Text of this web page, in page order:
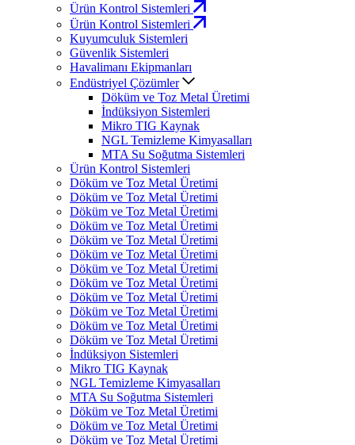
Ürün Kontrol Sistemleri
Ürün Kontrol Sistemleri
Kuyumculuk Sistemleri
Güvenlik Sistemleri
Havalimanı Ekipmanları
Endüstriyel Çözümler
Döküm ve Toz Metal Üretimi
İndüksiyon Sistemleri
Mikro TIG Kaynak
NGL Temizleme Kimyasalları
MTA Su Soğutma Sistemleri
Ürün Kontrol Sistemleri
Döküm ve Toz Metal Üretimi
Döküm ve Toz Metal Üretimi
Döküm ve Toz Metal Üretimi
Döküm ve Toz Metal Üretimi
Döküm ve Toz Metal Üretimi
Döküm ve Toz Metal Üretimi
Döküm ve Toz Metal Üretimi
Döküm ve Toz Metal Üretimi
Döküm ve Toz Metal Üretimi
Döküm ve Toz Metal Üretimi
Döküm ve Toz Metal Üretimi
Döküm ve Toz Metal Üretimi
İndüksiyon Sistemleri
Mikro TIG Kaynak
NGL Temizleme Kimyasalları
MTA Su Soğutma Sistemleri
Döküm ve Toz Metal Üretimi
Döküm ve Toz Metal Üretimi
Döküm ve Toz Metal Üretimi